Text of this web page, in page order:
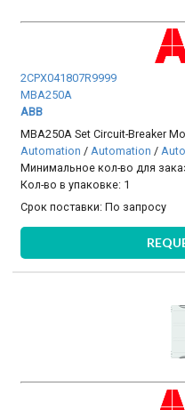
2CPX041807R9999
MBA250A
ABB
MBA250A Set Circuit-Breaker
Automation / Automation /
Минимальное кол-во для
Кол-во в упаковке: 1
Срок поставки:По запросу